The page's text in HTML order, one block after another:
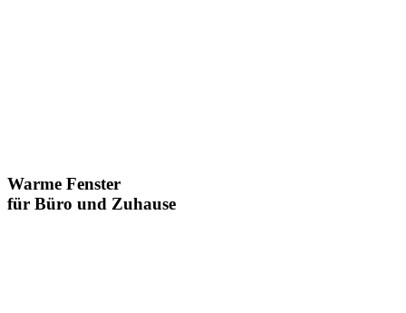
Warme Fenster
für Büro und Zuhause